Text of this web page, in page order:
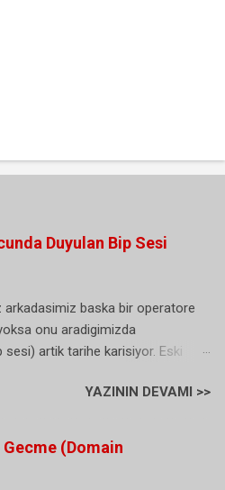
Duyulan Bip Sesi
baska bir operatore
onu aradigimizda
artik tarihe karisiyor. Eski
bazi vatandas abi sen Turkcell'de
gereksiz bir durum gibi sanki. Iste
ve NTS yani numara tasima
duzenlenebiliyor. Dunyada ki
YAZININ DEVAMI >>
(Domain